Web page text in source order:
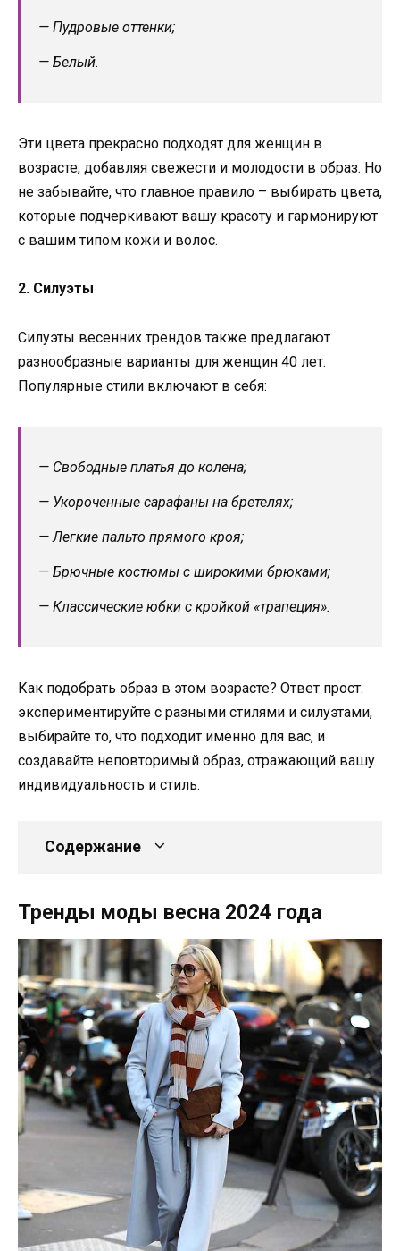
— Пудровые оттенки;
— Белый.
Эти цвета прекрасно подходят для женщин в
возрасте, добавляя свежести и молодости в образ. Но
не забывайте, что главное правило – выбирать цвета,
которые подчеркивают вашу красоту и гармонируют
с вашим типом кожи и волос.
2. Силуэты
Силуэты весенних трендов также предлагают
разнообразные варианты для женщин 40 лет.
Популярные стили включают в себя:
— Свободные платья до колена;
— Укороченные сарафаны на бретелях;
— Легкие пальто прямого кроя;
— Брючные костюмы с широкими брюками;
— Классические юбки с кройкой «трапеция».
Как подобрать образ в этом возрасте? Ответ прост:
экспериментируйте с разными стилями и силуэтами,
выбирайте то, что подходит именно для вас, и
создавайте неповторимый образ, отражающий вашу
индивидуальность и стиль.
Содержание
Тренды моды весна 2024 года